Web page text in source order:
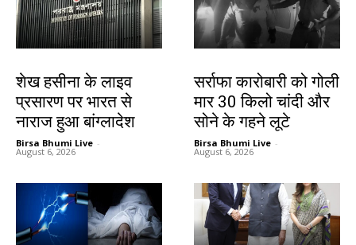
शेख हसीना के लाइव
प्रसारण पर भारत से
नाराज हुआ बांग्लादेश
Birsa Bhumi Live -
August 6, 2026
सर्राफा कारोबारी को गोली
मार 30 किलो चांदी और
सोने के गहने लूटे
Birsa Bhumi Live -
August 6, 2026